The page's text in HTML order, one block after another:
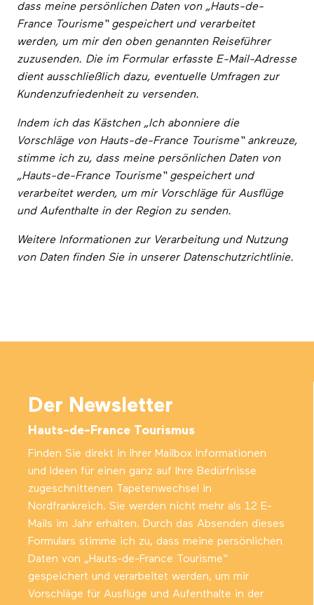
dass meine persönlichen Daten von „Hauts-de-
France Tourisme“ gespeichert und verarbeitet
werden, um mir den oben genannten Reiseführer
zuzusenden. Die im Formular erfasste E-Mail-Adresse
dient ausschließlich dazu, eventuelle Umfragen zur
Kundenzufriedenheit zu versenden.
Indem ich das Kästchen „Ich abonniere die
Vorschläge von Hauts-de-France Tourisme“ ankreuze,
stimme ich zu, dass meine persönlichen Daten von
„Hauts-de-France Tourisme“ gespeichert und
verarbeitet werden, um mir Vorschläge für Ausflüge
und Aufenthalte in der Region zu senden.
Weitere Informationen zur Verarbeitung und Nutzung
von Daten finden Sie in unserer Datenschutzrichtlinie.
Der Newsletter
Hauts-de-France Tourismus
Finden Sie direkt in Ihrer Mailbox Informationen
und Ideen für einen ganz auf Ihre Bedürfnisse
zugeschnittenen Tapetenwechsel in
Nordfrankreich. Sie werden nicht mehr als 12 E-
Mails im Jahr erhalten. Durch das Absenden dieses
Formulars stimme ich zu, dass meine persönlichen
Daten von „Hauts-de-France Tourisme“
gespeichert und verarbeitet werden, um mir
Vorschläge für Ausflüge und Aufenthalte in der